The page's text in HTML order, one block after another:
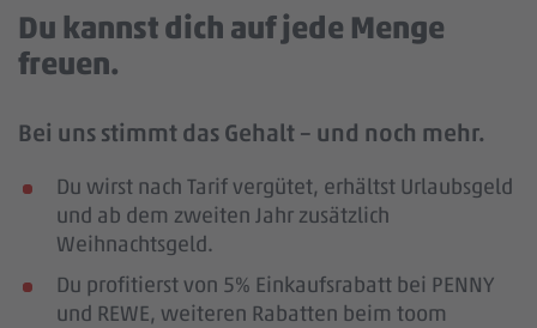
Du kannst dich auf jede Menge
freuen.
Bei uns stimmt das Gehalt – und noch mehr.
Du wirst nach Tarif vergütet, erhältst Urlaubsgeld
und ab dem zweiten Jahr zusätzlich
Weihnachtsgeld.
Du profitierst von 5% Einkaufsrabatt bei PENNY
und REWE, weiteren Rabatten beim toom